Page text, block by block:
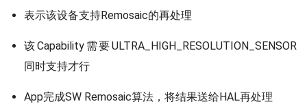
表示该设备支持Remosaic的再处理
该Capability需要ULTRA_HIGH_RESOLUTION_SENSOR
同时支持才行
App完成SW Remosaic算法，将结果送给HAL再处理